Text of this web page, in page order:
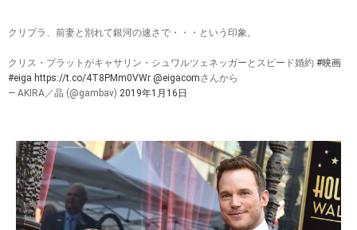
クリプラ、前妻と別れて銀河の速さで・・・という印象。
クリス・プラットがキャサリン・シュワルツェネッガーとスピード婚約 #映画
#eiga https://t.co/4T8PMm0VWr @eigacomさんから
— AKIRA／晶 (@gambav) 2019年1月16日